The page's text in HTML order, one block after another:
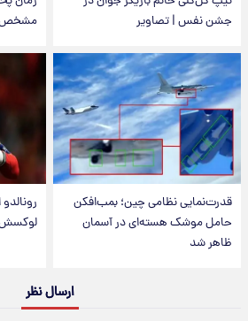
جشن نفس | تصاویر
قدرت‌نمایی نظامی چین؛ بمب‌افکن
حامل موشک هسته‌ای در آسمان
ظاهر شد
لوکسش
ارسال نظر